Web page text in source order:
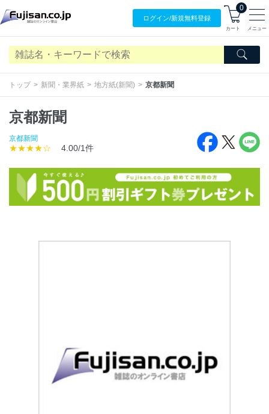
ログイン/新規無料登録
0
カート メニュー
トップ 新聞・業界紙 地方紙(新聞) 京都新聞
京都新聞
京都新聞
★★★★☆ 4.00/1件